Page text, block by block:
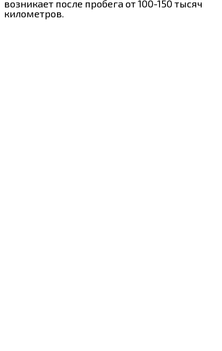
возникает после пробега от 100-150 тысяч
километров.